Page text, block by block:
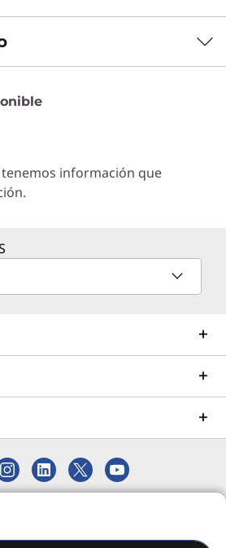
para su empresa.
exclusivas necesidades
la implementación de nuevas
Asistencia
en TI. Nuestros expertos están
tenemos información que